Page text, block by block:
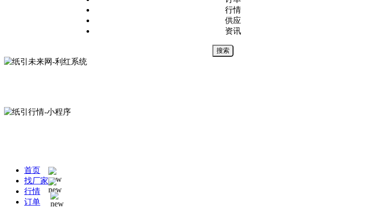
行情
供应
资讯
搜索
首页
找厂家
行情
订单